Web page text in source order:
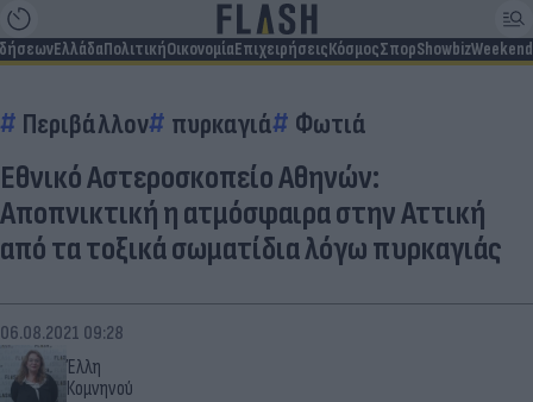
ΕλλάδαΠολιτικήΟικονομίαΕπιχειρήσειςΚόσμοςΣπορShowbizWeekend
Περιβάλλον πυρκαγιά Φωτιά
Εθνικό Αστεροσκοπείο Αθηνών:
Αποπνικτική η ατμόσφαιρα στην Αττική
από τα τοξικά σωματίδια λόγω πυρκαγιάς
Έλλη
Κομνηνού
06.08.2021 09:28